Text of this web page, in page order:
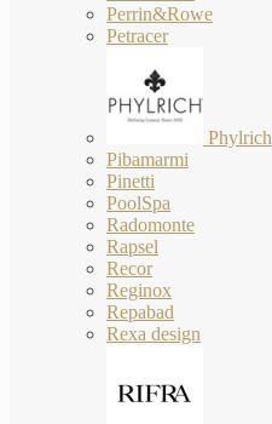
Perrin&Rowe
Petracer
Phylrich
Pibamarmi
Pinetti
PoolSpa
Radomonte
Rapsel
Recor
Reginox
Repabad
Rexa design